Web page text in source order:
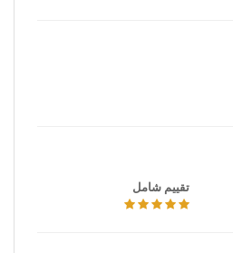
تقييم شامل